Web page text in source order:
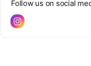
Follow us on social